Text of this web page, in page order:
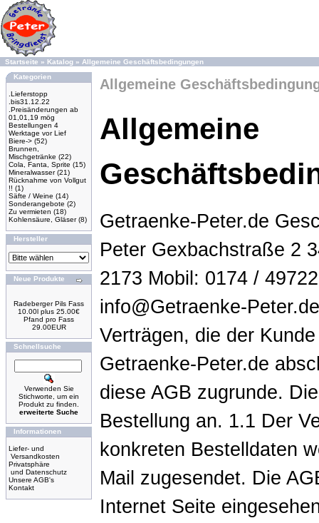
Startseite » Katalog » Allgemeine Geschäftsbedingungen
Kategorien
.Lieferstopp
.bis31.12.22
.Preisänderungen ab
01,01,19 mög
Bestellungen 4
Werktage vor Lief
Biere-> (52)
Brunnen,
Mischgetränke (22)
Cola, Fanta, Sprite (15)
Mineralwasser(21)
Rücknahme von Vollgut
!! (1)
Säfte / Weine (14)
Sonderangebote (2)
Zu vermieten (18)
Kohlensäure, Gläser(8)
Hersteller
Neue Produkte
Radeberger Pils Fass
10.00l plus 25.00€
Pfand pro Fass
29.00EUR
Schnellsuche
Verwenden Sie
Stichworte, um ein
Produkt zu finden.
erweiterte Suche
Informationen
Liefer- und
Versandkosten
Privatsphäre
und Datenschutz
Unsere AGB's
Kontakt
Allgemeine
Allgemeine
Getraenke-Peter.de
Peter Gexbachstraße 2
2173 Mobil: 0174 /
info@Getraenke-
Verträgen, die der
Getraenke-Peter.de
diese AGB zugrunde.
Bestellung an. 1.1 Der
konkreten Bestelldaten
Mail zugesendet. Die
Internet Seite